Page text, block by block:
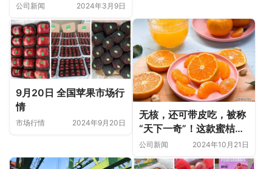
公司新闻 2024年3月9日
9月20日 全国苹果市场行
情
市场行情 2024年9月20日
无核，还可带皮吃，被称
“天下一奇”！这款蜜桔必
须PICK
公司新闻 2024年10月21日